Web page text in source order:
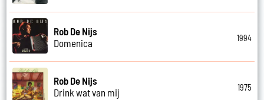
Rob De Nijs
Domenica
1994
Rob De Nijs
Drink wat van mij
1975